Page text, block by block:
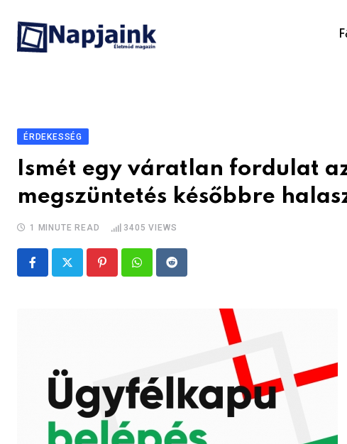
content
ÉRDEKESSÉG
Ismét egy váratlan fordulat
megszüntetés későbbre
1 MINUTE READ 3405 VIEWS
PinterestWhatsappReddit